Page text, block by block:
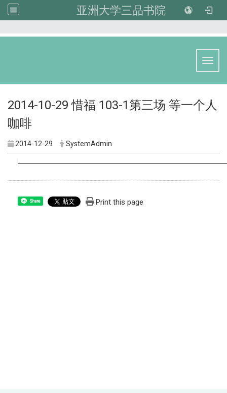
亚洲大学三品书院
2014-10-29 惜福 103-1第三场 等一个人
咖啡
2014-12-29 SystemAdmin
Share Print this page